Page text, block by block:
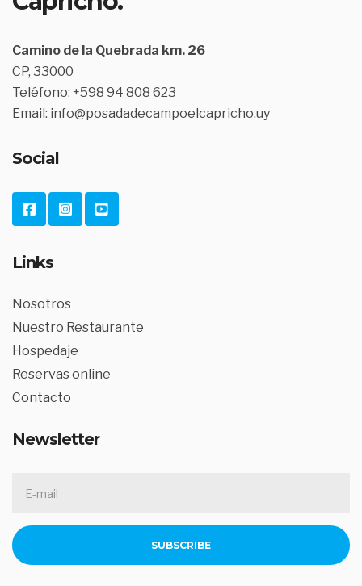
Camino de la Quebrada km. 26
CP, 33000
Teléfono: +598 94 808 623
Email: info@posadadecampoelcapricho.uy
Social
Links
Nosotros
Nuestro Restaurante
Hospedaje
Reservas online
Contacto
Newsletter
A
D
D
SUBSCRIBE